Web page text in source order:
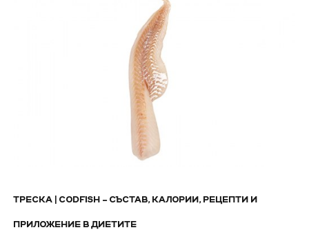
ТРЕСКА | CODFISH – СЪСТАВ, КАЛОРИИ, РЕЦЕПТИ И
ПРИЛОЖЕНИЕ В ДИЕТИТЕ